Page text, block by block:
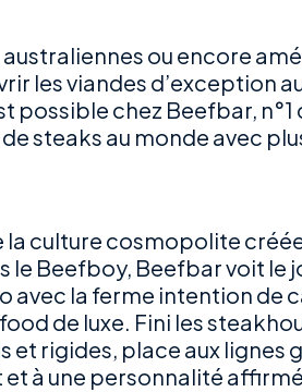
australiennes ou encore
les viandes d’exception
possible chez Beefbar, n°1
steaks au monde avec
la culture cosmopolite
le Beefboy, Beefbar voit le
avec la ferme intention de
de luxe. Fini les
et rigides, place aux lignes
à une personnalité